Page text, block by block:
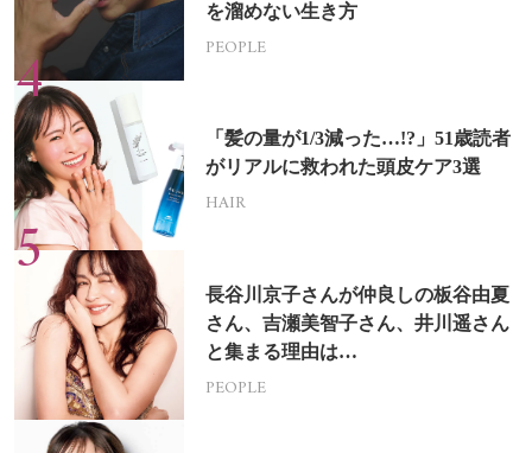
を溜めない生き方
PEOPLE
「髪の量が1/3減った…!?」51歳読者
がリアルに救われた頭皮ケア3選
HAIR
長谷川京子さんが仲良しの板谷由夏
さん、吉瀬美智子さん、井川遥さん
と集まる理由は…
PEOPLE